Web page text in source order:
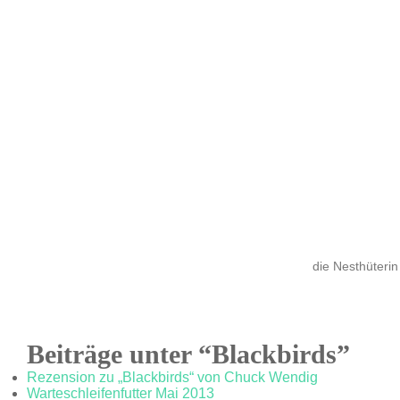
die Nesthüterin
Beiträge unter “Blackbirds”
Rezension zu „Blackbirds“ von Chuck Wendig
Warteschleifenfutter Mai 2013